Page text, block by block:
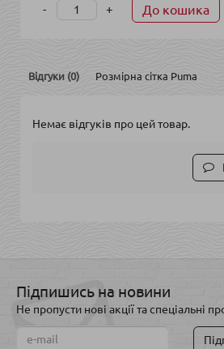
+
- До кошика
Відгуки (0) Розмірна сітка Puma
Немає відгуків про цей товар.
Підпишись на новини
Не пропусти нові акції та спеціальні